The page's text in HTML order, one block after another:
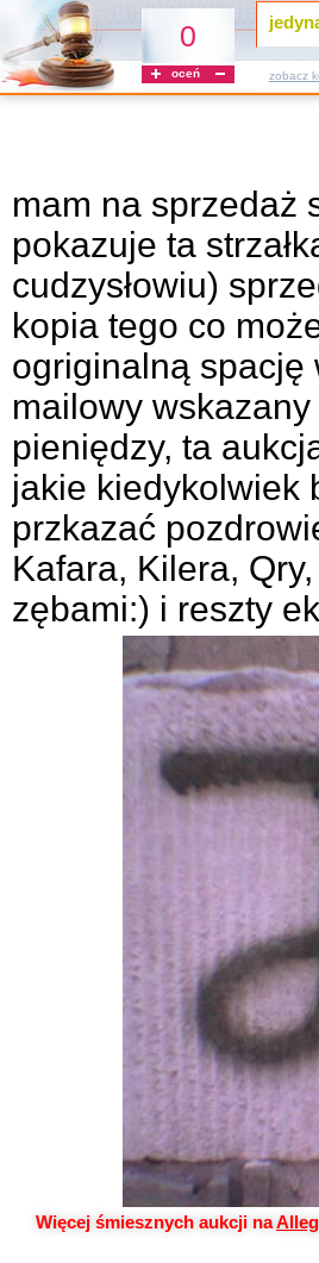
mam na sprzedaż
pokazuje ta
cudzysłowiu)
kopia tego co
ogriginalną spację
mailowy
pieniędzy, ta
jakie kiedykolwiek
przkazać
Kafara, Kilera,
zębami:) i reszty
Więcej śmiesznych aukcji na
0
oceń zobacz